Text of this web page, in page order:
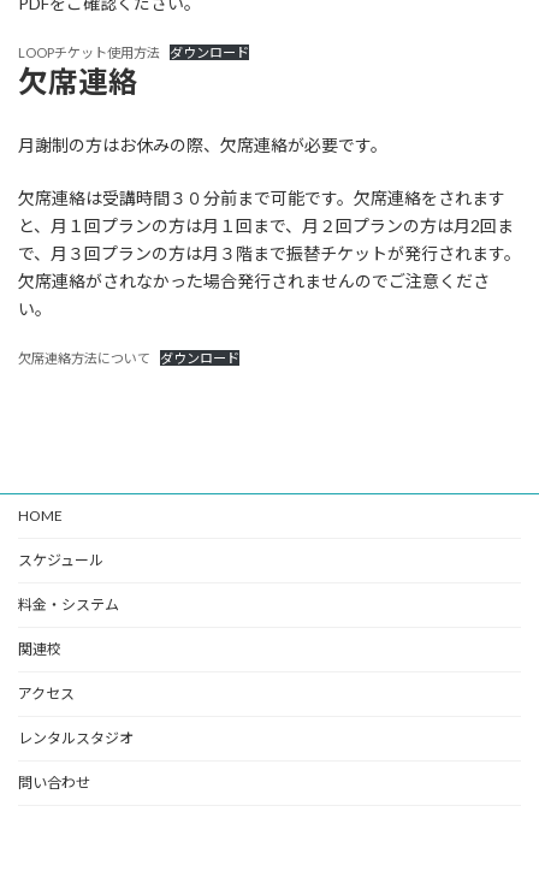
LOOPチケット使用方法 ダウンロード
欠席連絡
月謝制の方はお休みの際、欠席連絡が必要です。
欠席連絡は受講時間３０分前まで可能です。欠席連絡をされます
と、月１回プランの方は月１回まで、月２回プランの方は月2回ま
で、月３回プランの方は月３階まで振替チケットが発行されます。
欠席連絡がされなかった場合発行されませんのでご注意くださ
い。
欠席連絡方法について ダウンロード
HOME
スケジュール
料金・システム
関連校
アクセス
レンタルスタジオ
問い合わせ